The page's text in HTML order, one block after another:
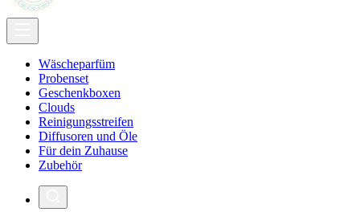
Wäscheparfüm
Probenset
Geschenkboxen
Clouds
Reinigungsstreifen
Diffusoren und Öle
Für dein Zuhause
Zubehör